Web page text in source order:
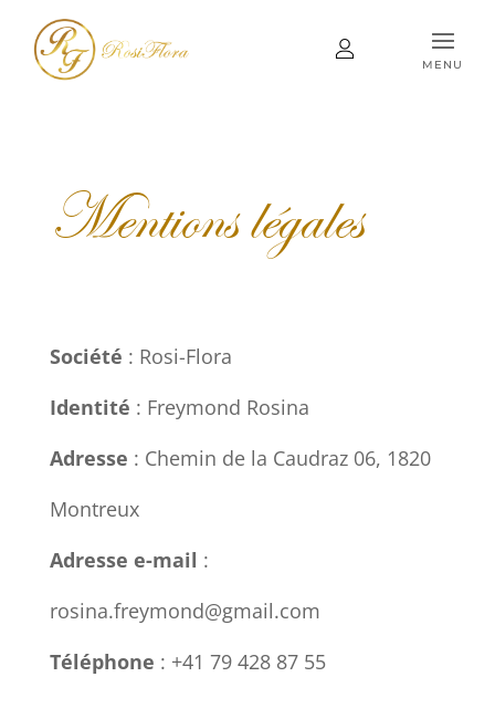
MENU
Mentions légales
Société : Rosi-Flora
Identité : Freymond Rosina
Adresse : Chemin de la Caudraz 06, 1820
Montreux
Adresse e-mail :
rosina.freymond@gmail.com
Téléphone : +41 79 428 87 55